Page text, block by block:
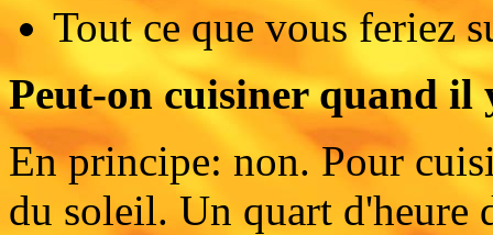
Tout ce que vous feriez
Peut-on cuisiner quand il
En principe: non. Pour
du soleil. Un quart d'heure